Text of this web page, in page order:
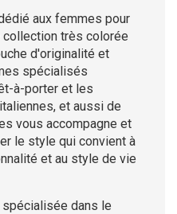
aux femmes pour
très colorée
d'originalité et
spécialisés
à-porter et les
et aussi de
vous accompagne et
le style qui convient à
et au style de vie
dans le